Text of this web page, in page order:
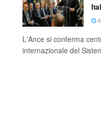
L'Ance si conferma
internazionale del